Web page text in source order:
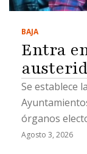
BAJA
Entra
Se establece
órganos
Agosto 3, 2026